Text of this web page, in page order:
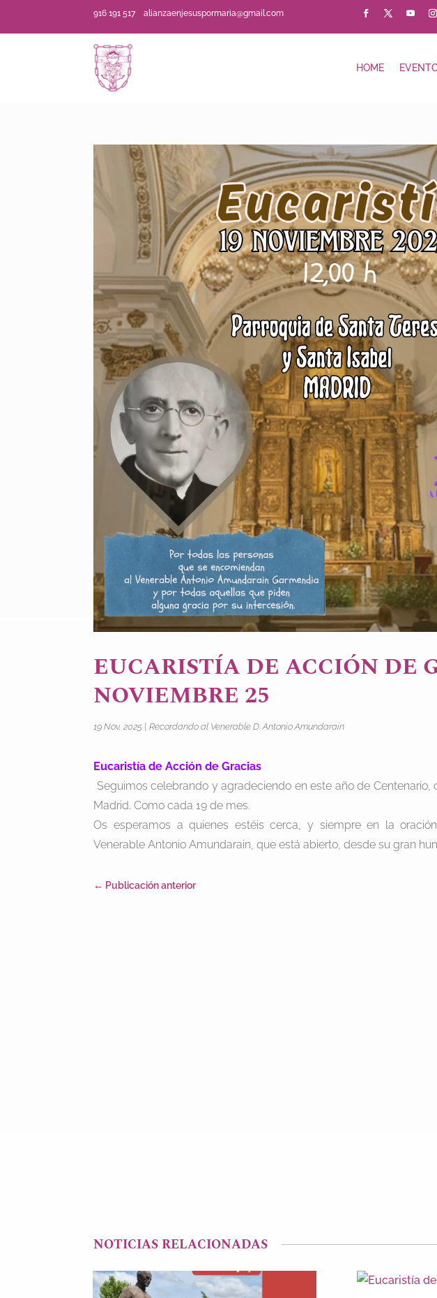
916 191 517alianzaenjesuspormaria@gmail.com
HOME
EUCARISTÍA DE ACCIÓN DE
NOVIEMBRE 25
19 Nov, 2025 |Recordando al Venerable D. Antonio Amundarain
Eucaristía de Acción de Gracias
Seguimos celebrando y agradeciendo en este año de Centenario,
Madrid. Como cada 19 de mes.
Os esperamos a quienes estéis cerca, y siempre en la
Venerable Antonio Amundarain, que está abierto, desde su gran
← Publicación anterior
NOTICIAS RELACIONADAS